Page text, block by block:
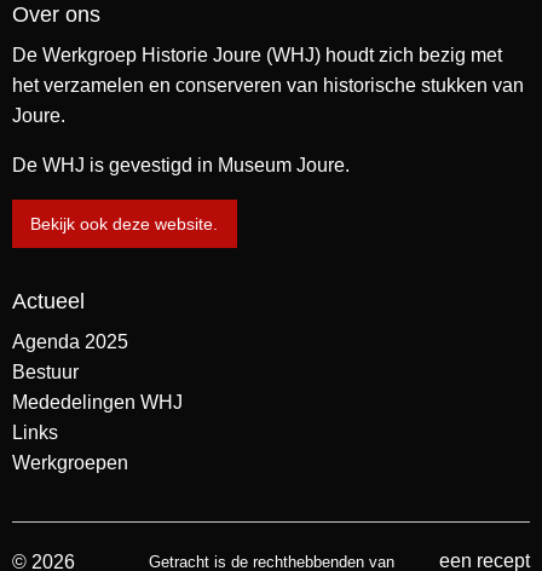
Over ons
De Werkgroep Historie Joure (WHJ) houdt zich bezig met
het verzamelen en conserveren van historische stukken van
Joure.
De WHJ is gevestigd in Museum Joure.
Bekijk ook deze website.
Actueel
Agenda 2025
Bestuur
Mededelingen WHJ
Links
Werkgroepen
© 2026 Getracht is de rechthebbenden van een recept